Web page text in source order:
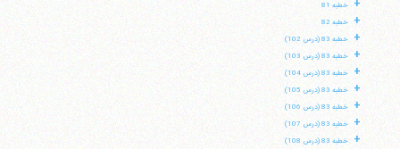
+ خطبه 81
+ خطبه 82
+ خطبه 83 (درس 102)
+ خطبه 83 (درس 103)
+ خطبه 83 (درس 104)
+ خطبه 83 (درس 105)
+ خطبه 83 (درس 106)
+ خطبه 83 (درس 107)
+ خطبه 83 (درس 108)